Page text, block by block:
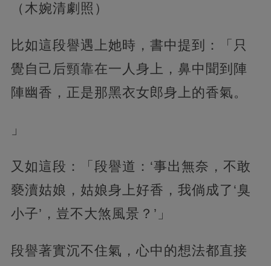
（木婉清劇照）
比如這段譽遇上她時，書中提到：「只
覺自己后頸靠在一人身上，鼻中聞到陣
陣幽香，正是那黑衣女郎身上的香氣。
」
又如這段：「段譽道：‘事出無奈，不敢
褻瀆姑娘，姑娘身上好香，我倘成了‘臭
小子’，豈不大煞風景？’」
段譽著實沉不住氣，心中的想法都直接